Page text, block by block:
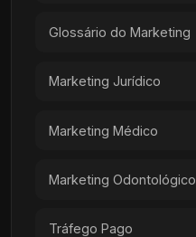
Glossário do Marketing
Marketing Jurídico
Marketing Médico
Marketing Odontológico
Tráfego Pago